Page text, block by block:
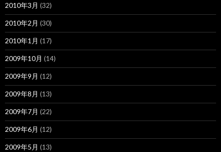
2010年3月 (32)
2010年2月 (30)
2010年1月 (17)
2009年10月 (14)
2009年9月 (12)
2009年8月 (13)
2009年7月 (22)
2009年6月 (12)
2009年5月 (13)